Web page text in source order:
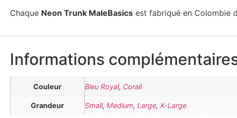
Chaque Neon Trunk MaleBasics est fabriqué en Colombie
Informations
Couleur Bleu Royal, Corail
Grandeur Small, Medium, Large, X-Large